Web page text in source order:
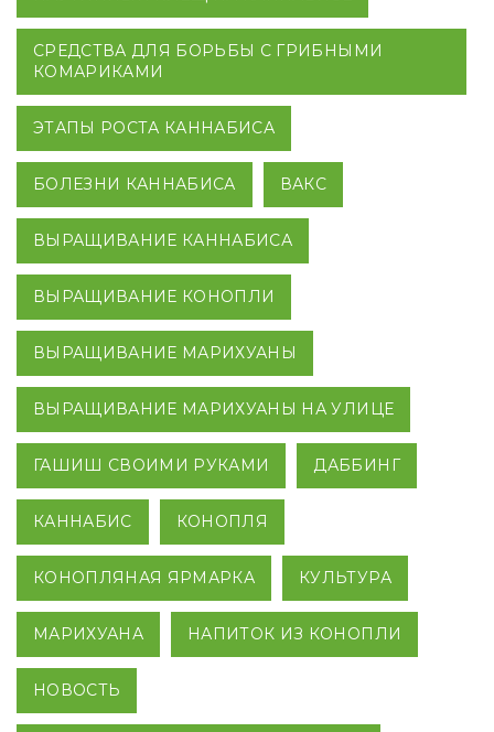
СРЕДСТВА ДЛЯ БОРЬБЫ С ГРИБНЫМИ
КОМАРИКАМИ
ЭТАПЫ РОСТА КАННАБИСА
БОЛЕЗНИ КАННАБИСА ВАКС
ВЫРАЩИВАНИЕ КАННАБИСА
ВЫРАЩИВАНИЕ КОНОПЛИ
ВЫРАЩИВАНИЕ МАРИХУАНЫ
ВЫРАЩИВАНИЕ МАРИХУАНЫ НА УЛИЦЕ
ГАШИШ СВОИМИ РУКАМИ ДАББИНГ
КАННАБИС КОНОПЛЯ
КОНОПЛЯНАЯ ЯРМАРКА КУЛЬТУРА
МАРИХУАНА НАПИТОК ИЗ КОНОПЛИ
НОВОСТЬ